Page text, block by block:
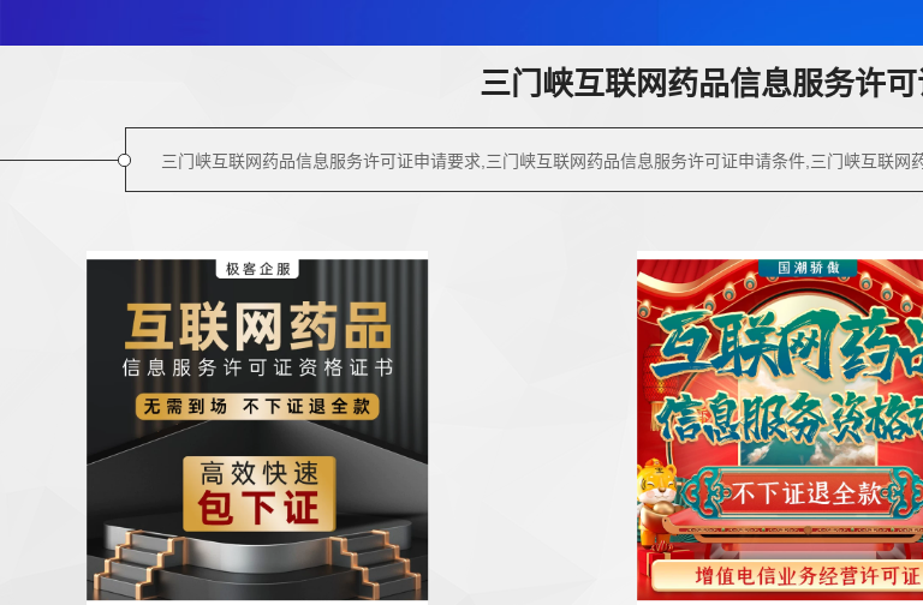
三门峡互联网药品信息服务许
三门峡互联网药品信息服务许可证申请要求,三门峡互联网药品信息服务许可证申请条件,三门峡互联